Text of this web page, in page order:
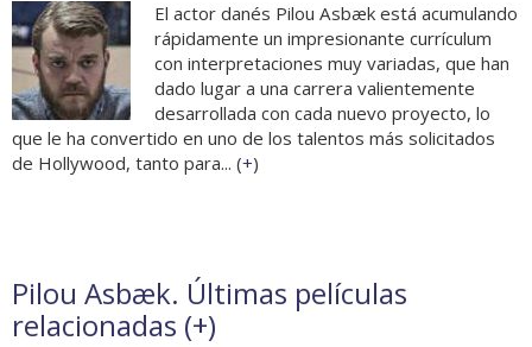
El actor danés Pilou Asbæk está acumulando
rápidamente un impresionante currículum
con interpretaciones muy variadas, que han
dado lugar a una carrera valientemente
desarrollada con cada nuevo proyecto, lo
que le ha convertido en uno de los talentos más solicitados
de Hollywood, tanto para... (+)
Pilou Asbæk. Últimas películas
relacionadas (+)